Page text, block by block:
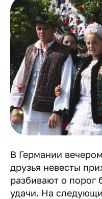
В Германии
друзья невесты
разбивают о порог
удачи. На